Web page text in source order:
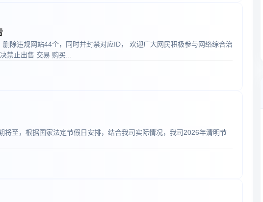
除违规网站44个，同时并封禁对应ID， 欢迎广大网民积极参与网络综合治
禁止出售 交易 购买...
至，根据国家法定节假日安排，结合我司实际情况，我司2026年清明节